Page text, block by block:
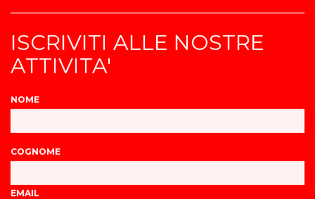
ISCRIVITI ALLE NOSTRE
ATTIVITA'
NOME
COGNOME
EMAIL